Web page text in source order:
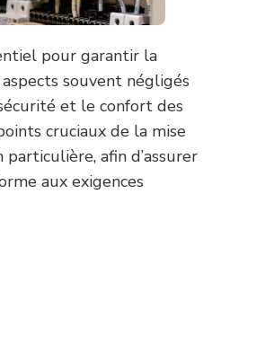
pour garantir la
souvent négligés
et le confort des
cruciaux de la mise
afin d’assurer
aux exigences